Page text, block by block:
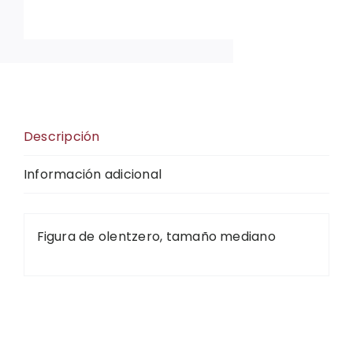
Descripción
Información adicional
Figura de olentzero, tamaño mediano